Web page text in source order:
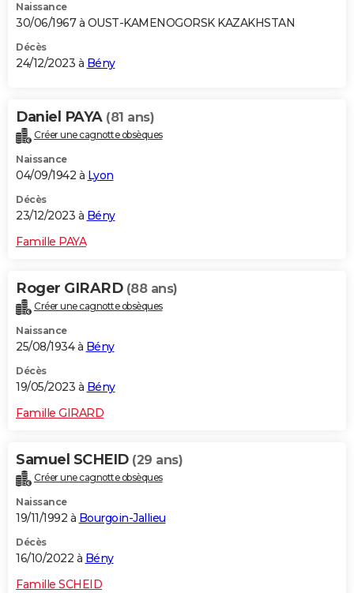
Naissance
30/06/1967 à OUST-KAMENOGORSK KAZAKHSTAN
Décès
24/12/2023 à Bény
Daniel PAYA (81 ans)
Créer une cagnotte obsèques
Naissance
04/09/1942 à Lyon
Décès
23/12/2023 à Bény
Famille PAYA
Roger GIRARD (88 ans)
Créer une cagnotte obsèques
Naissance
25/08/1934 à Bény
Décès
19/05/2023 à Bény
Famille GIRARD
Samuel SCHEID (29 ans)
Créer une cagnotte obsèques
Naissance
19/11/1992 à Bourgoin-Jallieu
Décès
16/10/2022 à Bény
Famille SCHEID